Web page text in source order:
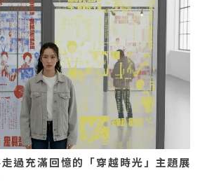
過充滿回憶的「穿越時光」主題展